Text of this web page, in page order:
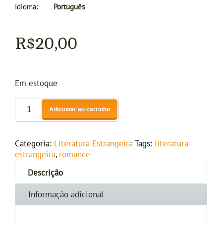
Idioma
Português
R$20,00
Em estoque
Adicionar ao carrinho
Categoria: Literatura Estrangeira Tags: literatura
estrangeira, romance
Descrição
Informação adicional